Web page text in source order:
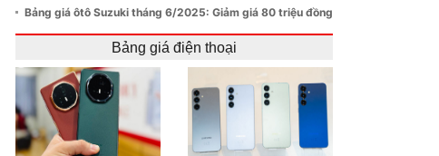
Bảng giá ôtô Suzuki tháng 6/2025: Giảm giá 80 triệu đồng
Bảng giá điện thoại